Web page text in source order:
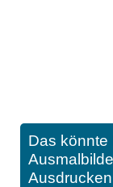
Das könnte